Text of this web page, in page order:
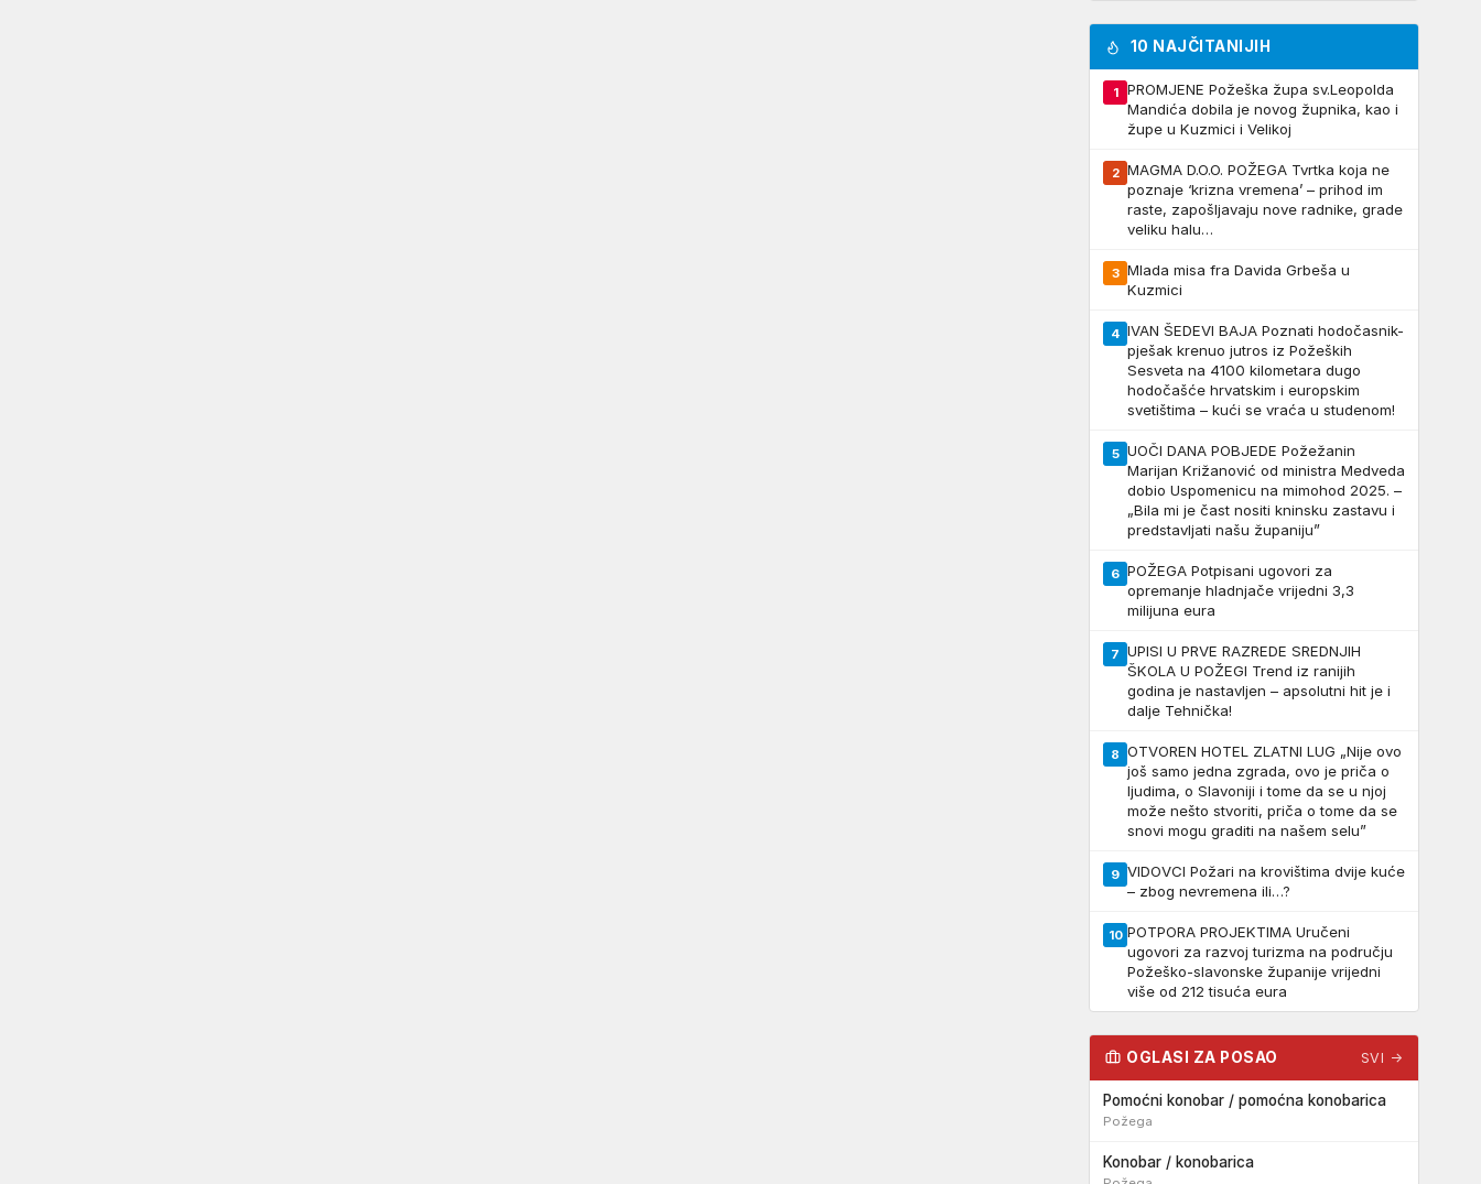
10 NAJČITANIJIH
1
PROMJENE Požeška župa sv.Leopolda
Mandića dobila je novog župnika, kao i
župe u Kuzmici i Velikoj
2 MAGMA D.O.O. POŽEGA Tvrtka koja ne
poznaje ‘krizna vremena’ – prihod im
raste, zapošljavaju nove radnike, grade
veliku halu…
3 Mlada misa fra Davida Grbeša u
Kuzmici
4 IVAN ŠEDEVI BAJA Poznati hodočasnik-
pješak krenuo jutros iz Požeških
Sesveta na 4100 kilometara dugo
hodočašće hrvatskim i europskim
svetištima – kući se vraća u studenom!
5 UOČI DANA POBJEDE Požežanin
Marijan Križanović od ministra Medveda
dobio Uspomenicu na mimohod 2025. –
„Bila mi je čast nositi kninsku zastavu i
predstavljati našu županiju”
6 POŽEGA Potpisani ugovori za
opremanje hladnjače vrijedni 3,3
milijuna eura
7 UPISI U PRVE RAZREDE SREDNJIH
ŠKOLA U POŽEGI Trend iz ranijih
godina je nastavljen – apsolutni hit je i
dalje Tehnička!
8 OTVOREN HOTEL ZLATNI LUG „Nije ovo
još samo jedna zgrada, ovo je priča o
ljudima, o Slavoniji i tome da se u njoj
može nešto stvoriti, priča o tome da se
snovi mogu graditi na našem selu”
9 VIDOVCI Požari na krovištima dvije kuće
– zbog nevremena ili…?
10 POTPORA PROJEKTIMA Uručeni
ugovori za razvoj turizma na području
Požeško-slavonske županije vrijedni
više od 212 tisuća eura
OGLASI ZA POSAO SVI →
Pomoćni konobar / pomoćna konobarica
Požega
Konobar / konobarica